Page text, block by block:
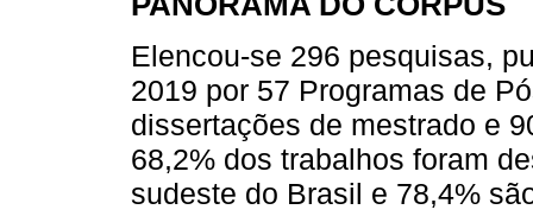
Elencou-se 296 pesquisas,
2019 por 57 Programas de
dissertações de mestrado e
68,2% dos trabalhos foram
sudeste do Brasil e 78,4%